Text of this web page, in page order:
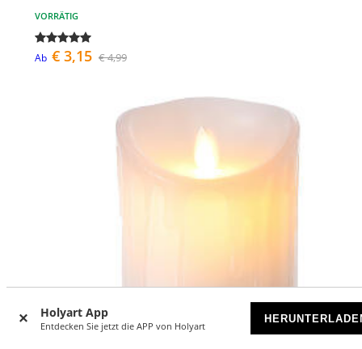
Holyart App
Entdecken Sie jetzt die APP von Holyart
VORRÄTIG
Ab € 3,15 € 4,99